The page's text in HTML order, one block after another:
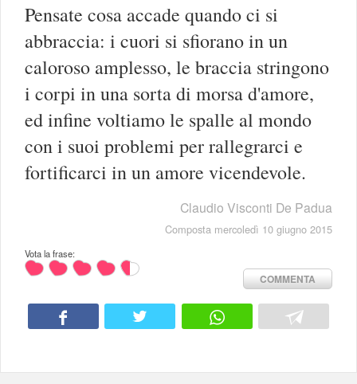
Pensate cosa accade quando ci si
abbraccia: i cuori si sfiorano in un
caloroso amplesso, le braccia stringono
i corpi in una sorta di morsa d'amore,
ed infine voltiamo le spalle al mondo
con i suoi problemi per rallegrarci e
fortificarci in un amore vicendevole.
Claudio Visconti De Padua
Composta mercoledì 10 giugno 2015
Vota la frase:
COMMENTA